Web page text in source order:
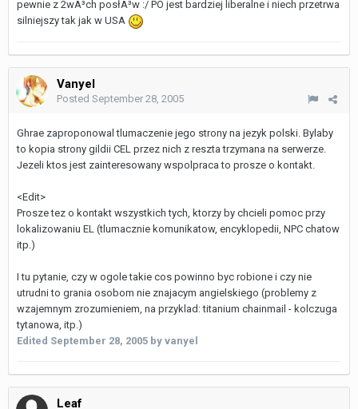
pewnie z 2wÃ³ch posłÃ³w :/ PO jest bardziej liberalne i niech przetrwa
silniejszy tak jak w USA
Vanyel
Posted September 28, 2005
Ghrae zaproponowal tlumaczenie jego strony na jezyk polski. Bylaby
to kopia strony gildii CEL przez nich z reszta trzymana na serwerze.
Jezeli ktos jest zainteresowany wspolpraca to prosze o kontakt.
<Edit>
Prosze tez o kontakt wszystkich tych, ktorzy by chcieli pomoc przy
lokalizowaniu EL (tlumacznie komunikatow, encyklopedii, NPC chatow
itp.)
I tu pytanie, czy w ogole takie cos powinno byc robione i czy nie
utrudni to grania osobom nie znajacym angielskiego (problemy z
wzajemnym zrozumieniem, na przyklad: titanium chainmail - kolczuga
tytanowa, itp.)
Edited September 28, 2005 by vanyel
Leaf